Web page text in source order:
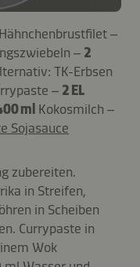
Hähnchenbrustfilet –
– 2
TK-Erbsen
– 2 EL
ml Kokosmilch –
Sojasauce
zubereiten.
in Streifen,
in Scheiben
Currypaste in
Wok